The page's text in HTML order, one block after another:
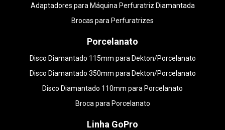
Adaptadores para Máquina Perfuratriz Diamantada
Brocas para Perfuratrizes
Porcelanato
Disco Diamantado 115mm para Dekton/Porcelanato
Disco Diamantado 350mm para Dekton/Porcelanato
Disco Diamantado 110mm para Porcelanato
Broca para Porcelanato
Linha GoPro